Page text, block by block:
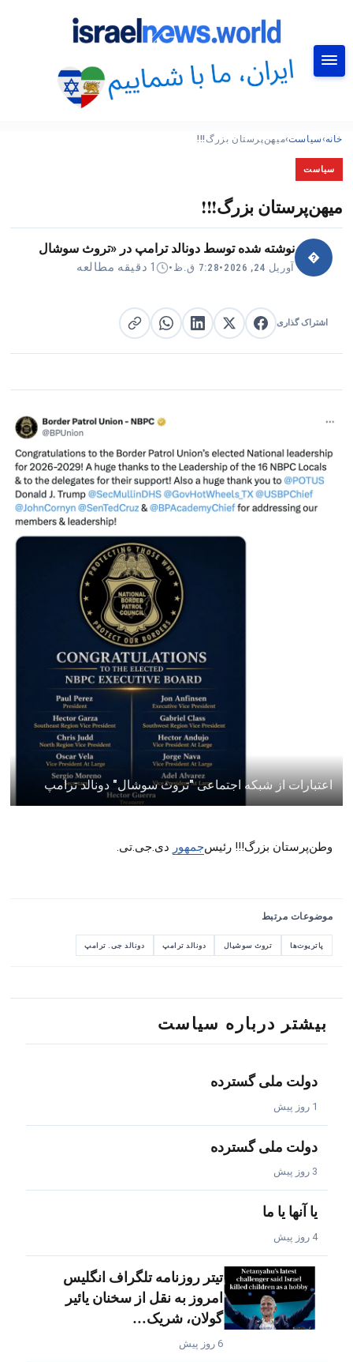
خانه›سیاست›میهن‌پرستان بزرگ!!!
سیاست
میهن‌پرستان بزرگ!!!
�
نوشته شده توسط دونالد ترامپ در «تروث سوشال
آوریل 24, 2026 •7:28 ق.ظ • 1 دقیقه مطالعه
اشتراک گذاری اشتراک گذاری در فیس‌بوک
اشتراک گذاری در X
اشتراک گذاری در لینکدین
اشتراک گذاری در واتساپ
کپی لینک
اعتبارات از شبکه اجتماعی "تروث سوشال" دونالد ترامپ
وطن‌پرستان بزرگ!!! رئیس‌جمهور دی.جی.تی.
موضوعات مرتبط
پاتریوت‌ها تروث سوشیال دونالد ترامپ دونالد جی. ترامپ
بیشتر درباره سیاست
دولت ملی گسترده
1 روز پیش
دولت ملی گسترده
3 روز پیش
یا آنها یا ما
4 روز پیش
تیتر روزنامه تلگراف انگلیس
امروز به نقل از سخنان یائیر
گولان، شریک…
6 روز پیش